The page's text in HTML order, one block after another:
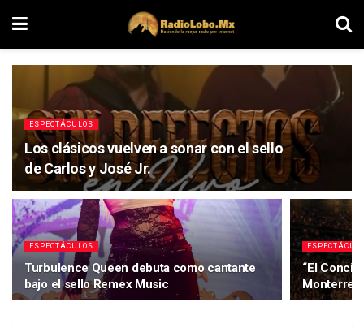
ESPECTÁCULOS
Los clásicos vuelven a sonar con el sello
de Carlos y José Jr.
ESPECTÁCULOS
Turbulence Queen debuta como cantante
bajo el sello Remex Music
“El
Monterrey